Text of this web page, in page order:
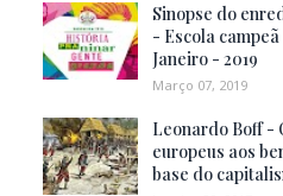
Sinopse do
- Escola
Janeiro - 2019
Março 07, 2019
Leonardo Boff -
europeus aos
base do